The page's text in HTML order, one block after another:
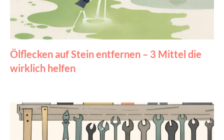
Ölflecken auf Stein entfernen – 3 Mittel die
wirklich helfen